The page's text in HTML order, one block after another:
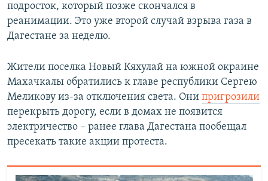
подросток, который позже скончался в
реанимации. Это уже второй случай взрыва газа в
Дагестане за неделю.
Жители поселка Новый Кяхулай на южной окраине
Махачкалы обратились к главе республики Сергею
Меликову из-за отключения света. Они пригрозили
перекрыть дорогу, если в домах не появится
электричество – ранее глава Дагестана пообещал
пресекать такие акции протеста.